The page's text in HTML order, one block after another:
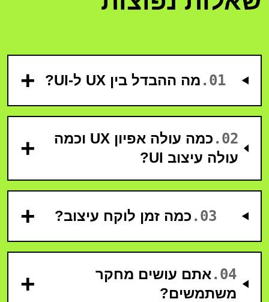
01
. מה ההבדל בין UX ל-UI? +
02
.
כמה עולה אפיון UX וכמה
עולה עיצוב UI?
+
03
. כמה זמן לוקח עיצוב? +
04
.אתם עושים מחקר
משתמשים?
+